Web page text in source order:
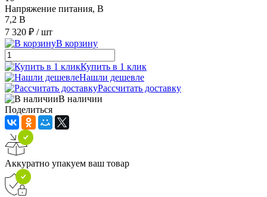
Напряжение питания, В
7,2 В
7 320 ₽ / шт
В корзину
Купить в 1 клик
Нашли дешевле
Рассчитать доставку
В наличии
Поделиться
Аккуратно упакуем ваш товар